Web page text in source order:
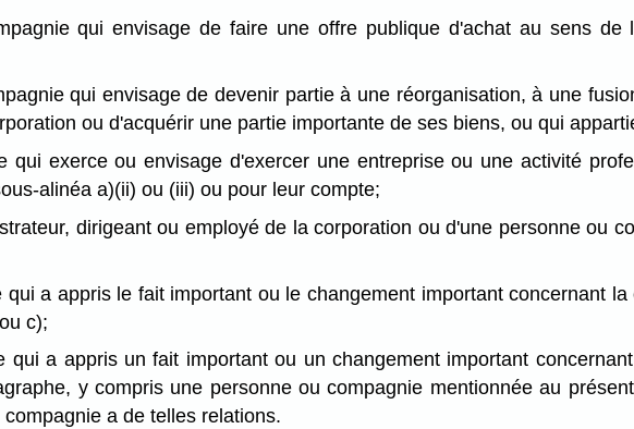
qui envisage de faire une offre publique d'achat au sens
qui envisage de devenir partie à une réorganisation, à une
ou d'acquérir une partie importante de ses biens, ou qui
qui exerce ou envisage d'exercer une entreprise ou une activité
alinéa a)(ii) ou (iii) ou pour leur compte;
dirigeant ou employé de la corporation ou d'une personne ou
a appris le fait important ou le changement important concernant
c);
qui a appris un fait important ou un changement important
y compris une personne ou compagnie mentionnée au
a de telles relations.